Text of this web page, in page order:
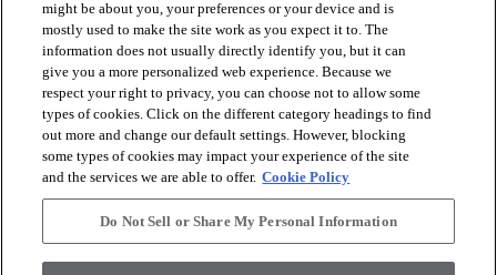
HANDIGE TOOLS
ONZE DIENSTEN
OVER ONS
might be about you, your preferences or your device and is
mostly used to make the site work as you expect it to. The
information does not usually directly identify you, but it can
give you a more personalized web experience. Because we
respect your right to privacy, you can choose not to allow some
types of cookies. Click on the different category headings to find
out more and change our default settings. However, blocking
some types of cookies may impact your experience of the site
and the services we are able to offer. Cookie Policy
Do Not Sell or Share My Personal Information